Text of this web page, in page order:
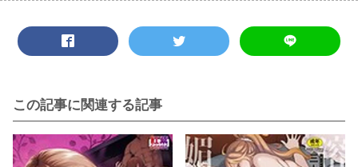
この記事に関連する記事